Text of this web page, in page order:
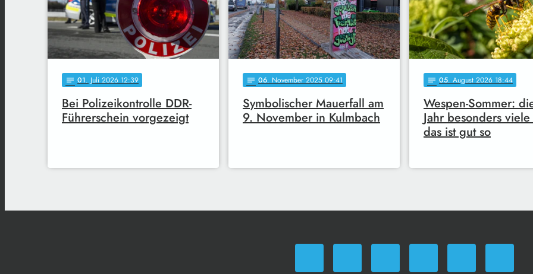
notes 01. Juli 2026 12:39
Bei Polizeikontrolle DDR-
Führerschein vorgezeigt
notes 06. November 2025 09:41
Symbolischer Mauerfall am
9. November in Kulmbach
notes 05. August 2026 18:44
Wespen-Sommer:
Jahr besonders
das ist gut so